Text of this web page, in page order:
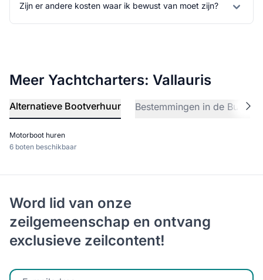
Zijn er andere kosten waar ik bewust van moet zijn?
Meer Yachtcharters: Vallauris
Alternatieve Bootverhuur Bestemmingen in de Buurt
Motorboot huren
6 boten beschikbaar
Word lid van onze
zeilgemeenschap en ontvang
exclusieve zeilcontent!
Voer uw e-mailadres in